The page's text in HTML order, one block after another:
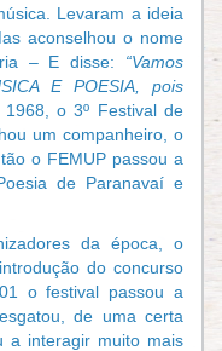
Levaram a ideia
aconselhou o nome
– E disse: “Vamos
E POESIA, pois
1968, o 3º Festival de
um companheiro, o
o FEMUP passou a
de Paranavaí e
da época, o
do concurso
o festival passou a
de uma certa
a interagir muito mais